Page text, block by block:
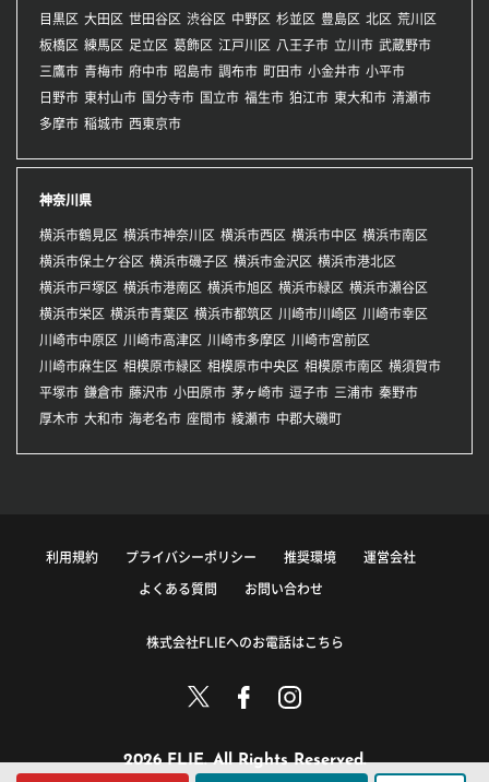
目黒区 大田区 世田谷区 渋谷区 中野区 杉並区 豊島区 北区 荒川区
板橋区 練馬区 足立区 葛飾区 江戸川区 八王子市 立川市 武蔵野市
三鷹市 青梅市 府中市 昭島市 調布市 町田市 小金井市 小平市
日野市 東村山市 国分寺市 国立市 福生市 狛江市 東大和市 清瀬市
多摩市 稲城市 西東京市
神奈川県
横浜市鶴見区 横浜市神奈川区 横浜市西区 横浜市中区 横浜市南区
横浜市保土ケ谷区 横浜市磯子区 横浜市金沢区 横浜市港北区
横浜市戸塚区 横浜市港南区 横浜市旭区 横浜市緑区 横浜市瀬谷区
横浜市栄区 横浜市青葉区 横浜市都筑区 川崎市川崎区 川崎市幸区
川崎市中原区 川崎市高津区 川崎市多摩区 川崎市宮前区
川崎市麻生区 相模原市緑区 相模原市中央区 相模原市南区 横須賀市
平塚市 鎌倉市 藤沢市 小田原市 茅ヶ崎市 逗子市 三浦市 秦野市
厚木市 大和市 海老名市 座間市 綾瀬市 中郡大磯町
利用規約 プライバシーポリシー 推奨環境 運営会社
よくある質問 お問い合わせ
株式会社FLIEへのお電話はこちら
2026 FLIE. All Rights Reserved.